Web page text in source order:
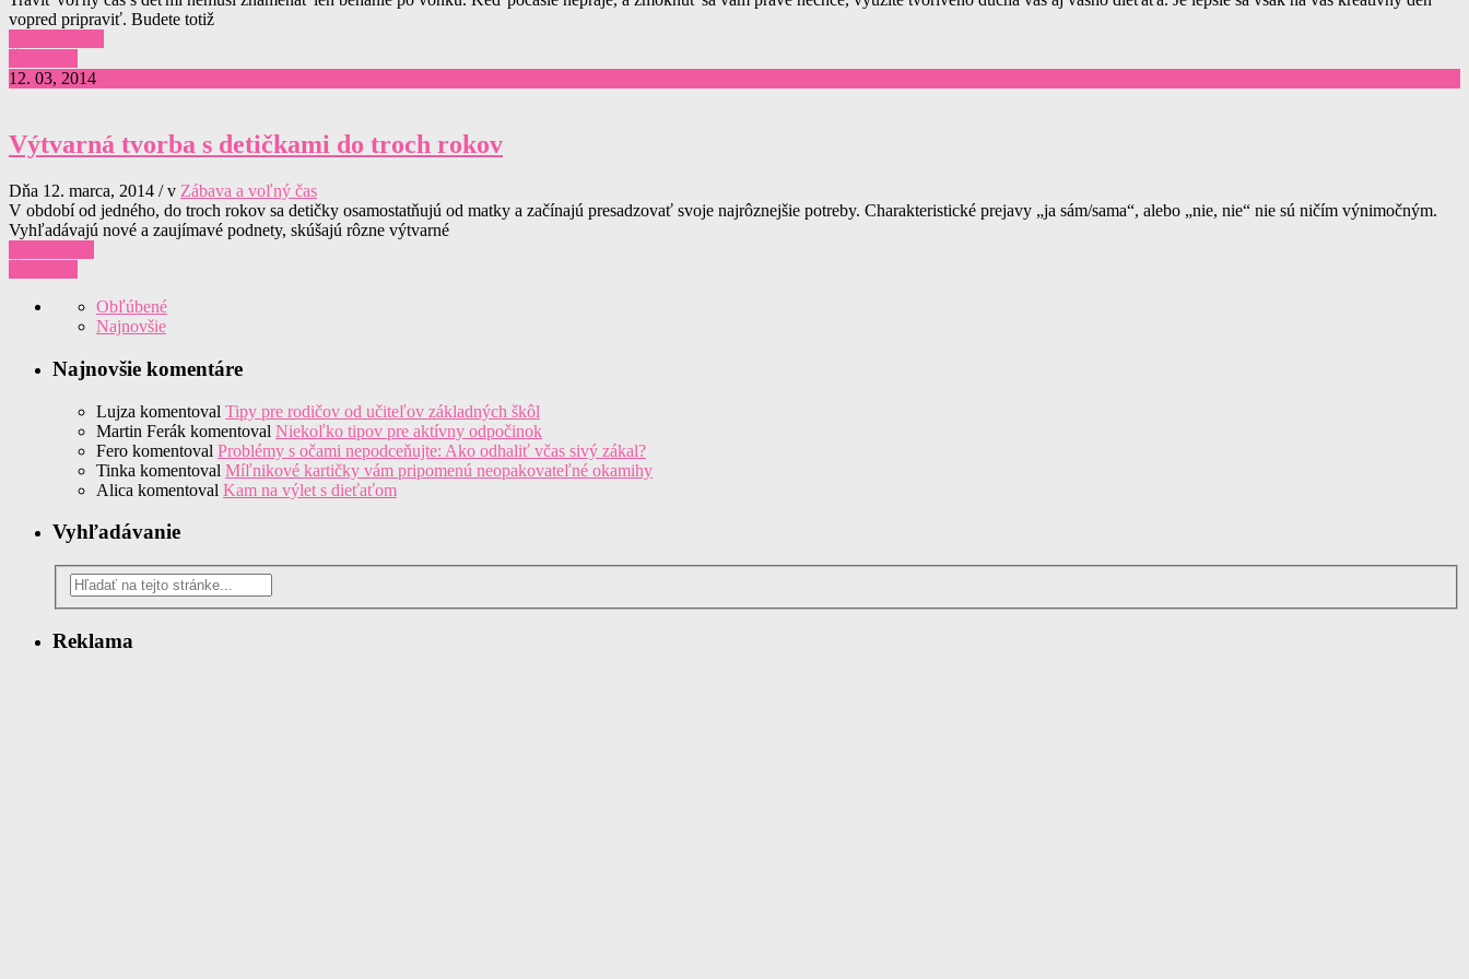
vopred pripraviť. Budete totiž
12. 03, 2014
Výtvarná tvorba s detičkami do troch rokov
Dňa 12. marca, 2014 / v Zábava a voľný čas
V období od jedného, do troch rokov sa detičky osamostatňujú od matky a začínajú presadzovať svoje najrôznejšie potreby. Charakteristické prejavy „ja sám/sama“, alebo „nie, nie“ nie sú ničím výnimočným.
Vyhľadávajú nové a zaujímavé podnety, skúšajú rôzne výtvarné
Obľúbené
Najnovšie
Najnovšie komentáre
Lujza komentoval Tipy pre rodičov od učiteľov základných škôl
Martin Ferák komentoval Niekoľko tipov pre aktívny odpočinok
Fero komentoval Problémy s očami nepodceňujte: Ako odhaliť včas sivý zákal?
Tinka komentoval Míľnikové kartičky vám pripomenú neopakovateľné okamihy
Alica komentoval Kam na výlet s dieťaťom
Vyhľadávanie
Reklama